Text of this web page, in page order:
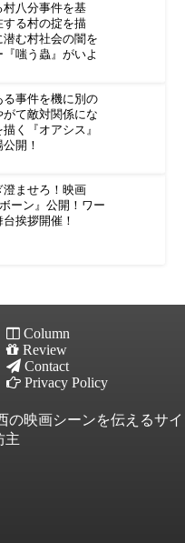
村八分事件を基
する村の掟を描
潜む村社会の闇を
嗤う蟲』がいよ
事件を機に別の
がて敵対関係にな
く『オアシス』
開！
ませろ！映画
ボーン』公開！ワー
挨拶開催！
Column
Review
Contact
Privacy Policy
の映画シーンを伝えるサイ
主